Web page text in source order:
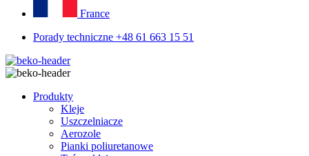
France
Porady techniczne +48 61 663 15 51
Produkty
Kleje
Uszczelniacze
Aerozole
Pianki poliuretanowe